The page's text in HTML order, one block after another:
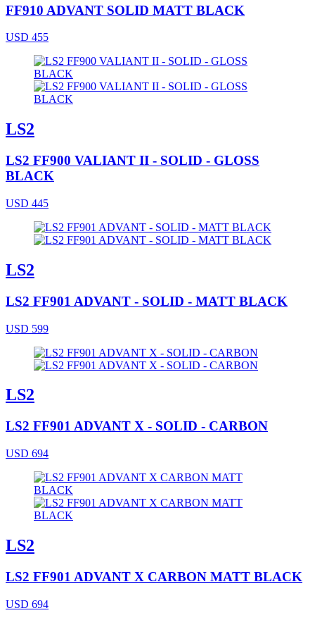
FF910 ADVANT SOLID MATT BLACK
USD 455
LS2
LS2 FF900 VALIANT II - SOLID - GLOSS
BLACK
USD 445
LS2
LS2 FF901 ADVANT - SOLID - MATT BLACK
USD 599
LS2
LS2 FF901 ADVANT X - SOLID - CARBON
USD 694
LS2
LS2 FF901 ADVANT X CARBON MATT BLACK
USD 694